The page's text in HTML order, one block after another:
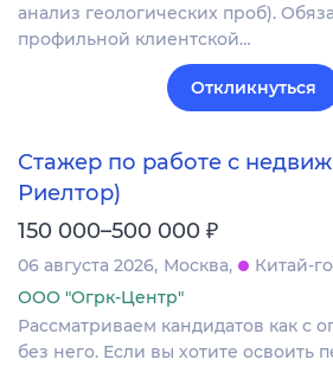
анализ геологических проб).
профильной клиентской…
Откликнуться
Стажер по работе с
Риелтор)
150 000–500 000 ₽
06 августа 2026 Москва
Китай-
ООО "Огрк-Центр"
Рассматриваем кандидатов как с
без него. Если вы хотите освоить